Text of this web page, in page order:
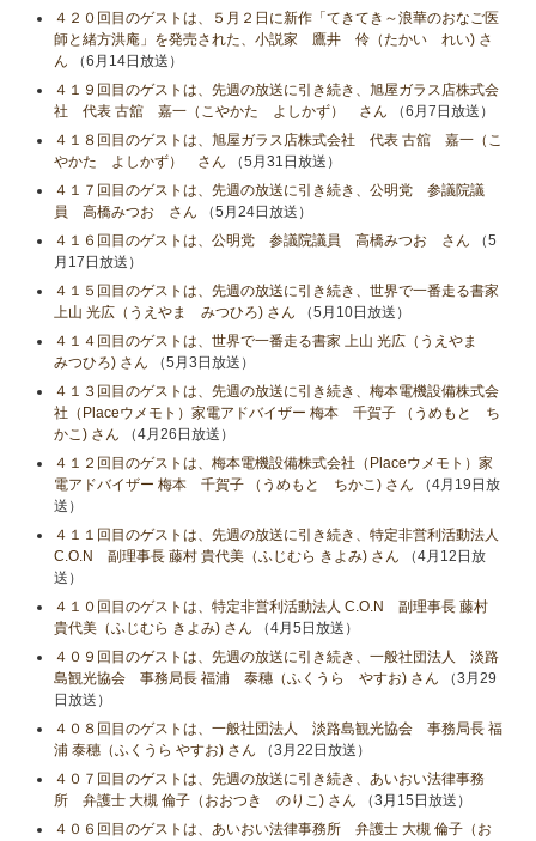
４２０回目のゲストは、５月２日に新作「てきてき～浪華のおなご医
師と緒方洪庵」を発売された、小説家 鷹井 伶（たかい れい) さ
ん （6月14日放送）
４１９回目のゲストは、先週の放送に引き続き、旭屋ガラス店株式会
社 代表 古舘 嘉一（こやかた よしかず） さん （6月7日放送）
４１８回目のゲストは、旭屋ガラス店株式会社 代表 古舘 嘉一（こ
やかた よしかず） さん （5月31日放送）
４１７回目のゲストは、先週の放送に引き続き、公明党 参議院議
員 高橋みつお さん （5月24日放送）
４１６回目のゲストは、公明党 参議院議員 高橋みつお さん （5
月17日放送）
４１５回目のゲストは、先週の放送に引き続き、世界で一番走る書家
上山 光広（うえやま みつひろ) さん （5月10日放送）
４１４回目のゲストは、世界で一番走る書家 上山 光広（うえやま
みつひろ) さん （5月3日放送）
４１３回目のゲストは、先週の放送に引き続き、梅本電機設備株式会
社（Placeウメモト）家電アドバイザー 梅本 千賀子 （うめもと ち
かこ) さん （4月26日放送）
４１２回目のゲストは、梅本電機設備株式会社（Placeウメモト）家
電アドバイザー 梅本 千賀子 （うめもと ちかこ) さん （4月19日放
送）
４１１回目のゲストは、先週の放送に引き続き、特定非営利活動法人
C.O.N 副理事長 藤村 貴代美（ふじむら きよみ) さん （4月12日放
送）
４１０回目のゲストは、特定非営利活動法人 C.O.N 副理事長 藤村
貴代美（ふじむら きよみ) さん （4月5日放送）
４０９回目のゲストは、先週の放送に引き続き、一般社団法人 淡路
島観光協会 事務局長 福浦 泰穗（ふくうら やすお) さん （3月29
日放送）
４０８回目のゲストは、一般社団法人 淡路島観光協会 事務局長 福
浦 泰穗（ふくうら やすお) さん （3月22日放送）
４０７回目のゲストは、先週の放送に引き続き、あいおい法律事務
所 弁護士 大槻 倫子（おおつき のりこ) さん （3月15日放送）
４０６回目のゲストは、あいおい法律事務所 弁護士 大槻 倫子（お